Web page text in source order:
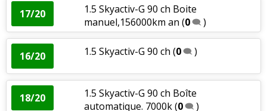
17/20
1.5 Skyactiv-G 90 ch Boite
manuel,156000km an (0 )
16/20 1.5 Skyactiv-G 90 ch (0 )
18/20
1.5 Skyactiv-G 90 ch Boîte
automatique. 7000k(0 )